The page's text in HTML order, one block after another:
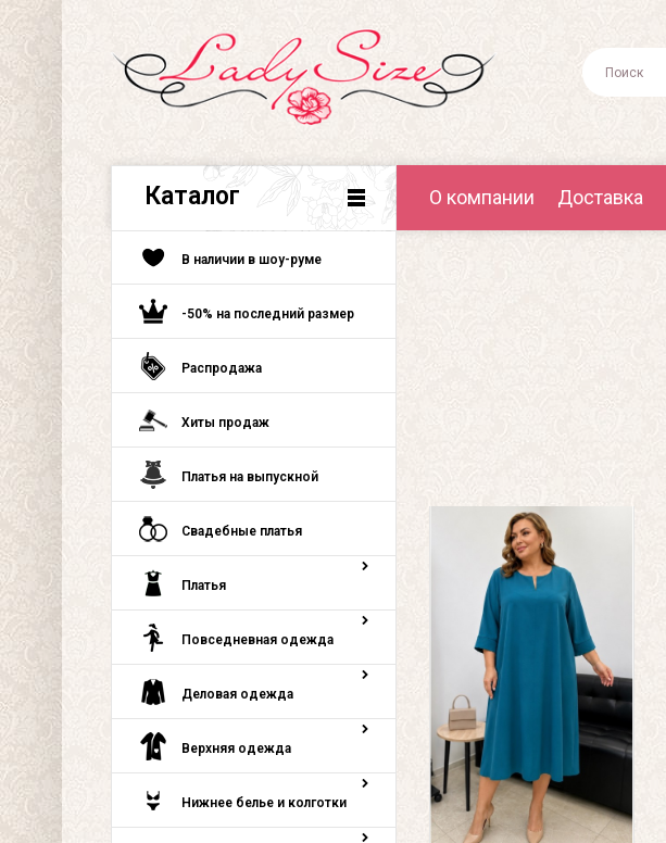
Каталог
В наличии в шоу-руме
-50% на последний размер
Распродажа
Хиты продаж
Платья на выпускной
Свадебные платья
Платья
Повседневная одежда
Деловая одежда
Верхняя одежда
Нижнее белье и колготки
О компании Доставка